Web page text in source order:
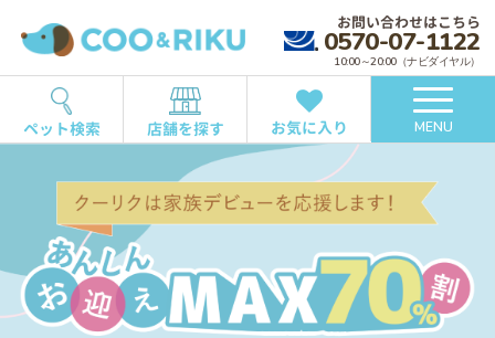
お問い合わせはこちら
0570-07-1122
10:00～20:00（ナビダイヤル）
ペット検索 店舗を探す お気に入り MENU